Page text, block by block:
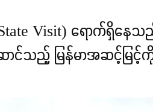
Visit) ရောက်ရှိနေသ
ောင်သည့် မြန်မာအဆင့်မြ